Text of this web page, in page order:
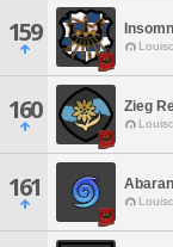
159
160 Zieg
161